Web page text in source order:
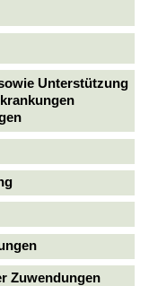
Unterstützung
Zuwendungen